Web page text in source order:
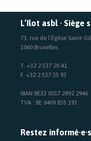
L’Ilot asbl · Siège
73, rue de l’Église Saint-
1060 Bruxelles
T. +32 2 537 20 41
F. +32 2 537 35 93
IBAN BE33 0017 2892 2946
TVA : BE 0409 835 193
Restez